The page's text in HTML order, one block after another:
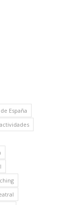
España
actividades